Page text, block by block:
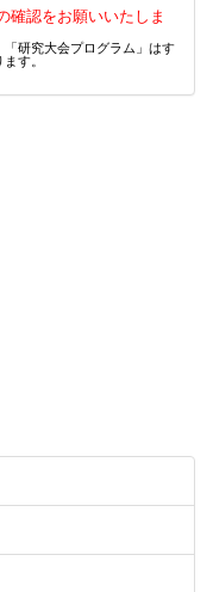
認をお願いいたしま
研究大会プログラム」はす
ます。